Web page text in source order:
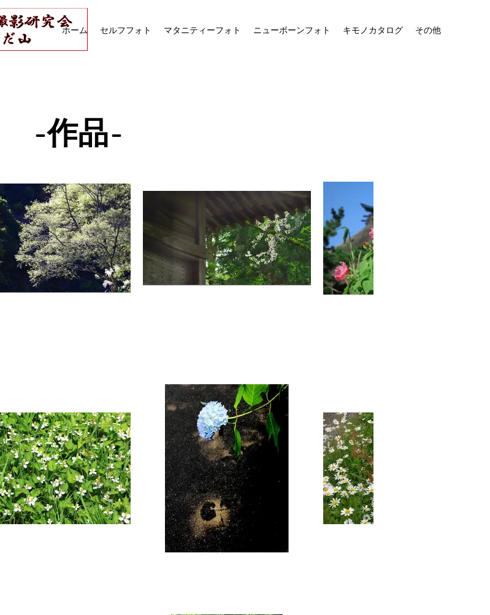
ホーム セルフフォト マタニティーフォト ニューボーンフォト キモノカタログ その他
-作品-